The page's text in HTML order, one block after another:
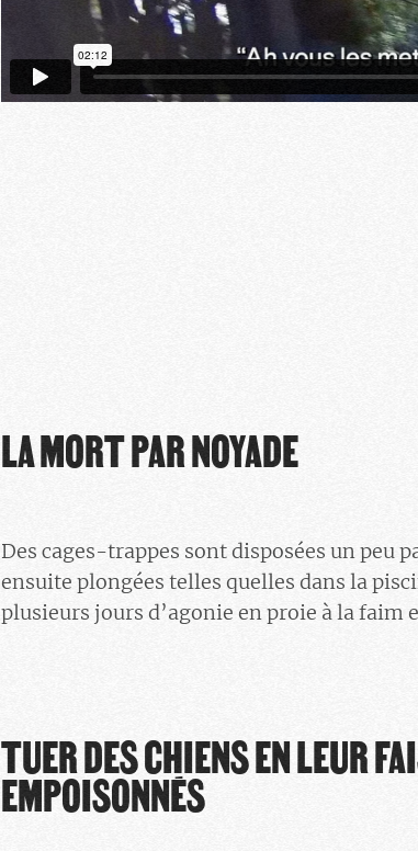
LA MORT PAR NOYADE
Des cages-trappes sont disposées un peu
ensuite plongées telles quelles dans la
plusieurs jours d’agonie en proie à la faim
TUER DES CHIENS EN LEUR
EMPOISONNÉS